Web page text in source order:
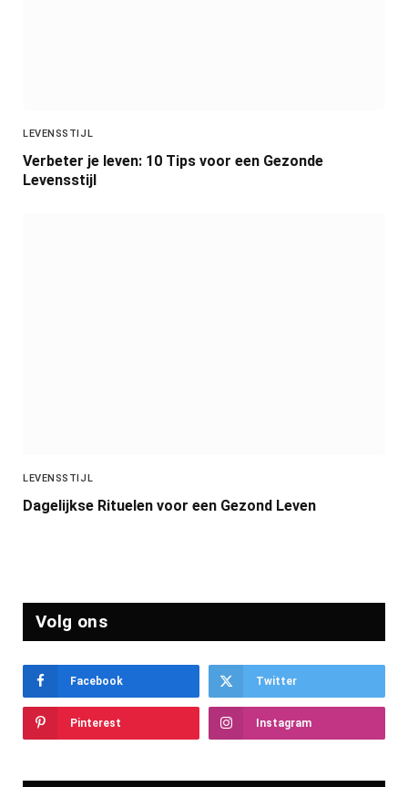
LEVENSSTIJL
Verbeter je leven: 10 Tips voor een Gezonde
Levensstijl
LEVENSSTIJL
Dagelijkse Rituelen voor een Gezond Leven
Volg ons
Facebook Twitter
Pinterest Instagram